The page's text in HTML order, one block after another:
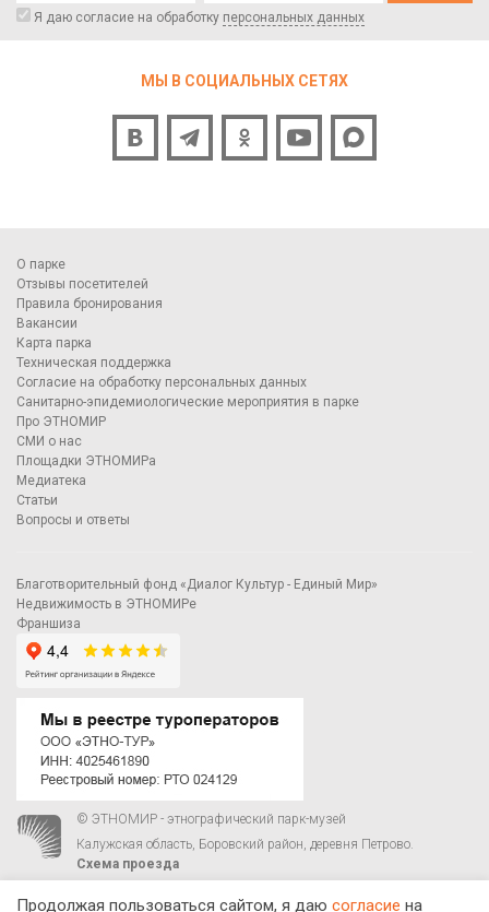
Я даю согласие на обработку персональных данных
МЫ В СОЦИАЛЬНЫХ СЕТЯХ
О парке
Отзывы посетителей
Правила бронирования
Вакансии
Карта парка
Техническая поддержка
Согласие на обработку персональных данных
Санитарно-эпидемиологические мероприятия в парке
Про ЭТНОМИР
СМИ о нас
Площадки ЭТНОМИРа
Медиатека
Статьи
Вопросы и ответы
Благотворительный фонд «Диалог Культур - Единый Мир»
Недвижимость в ЭТНОМИРе
Франшиза
© ЭТНОМИР - этнографический парк-музей
Калужская область, Боровский район, деревня Петрово.
Схема проезда
Продолжая пользоваться сайтом, я даю согласие на